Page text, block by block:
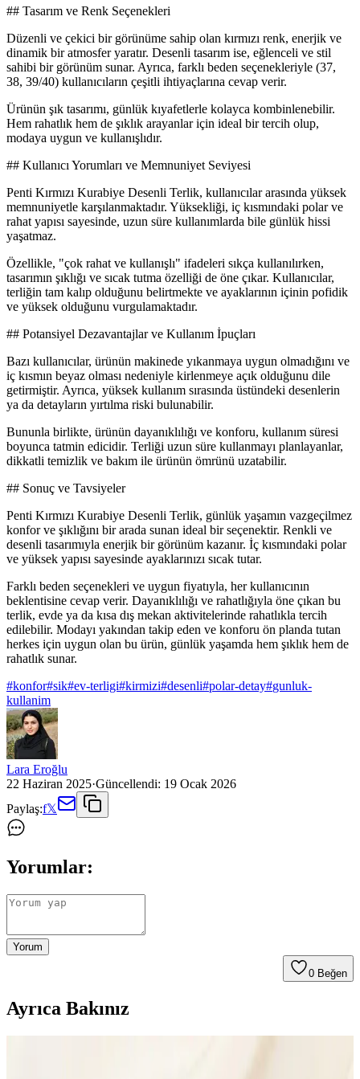
## Tasarım ve Renk Seçenekleri
Düzenli ve çekici bir görünüme sahip olan kırmızı renk, enerjik ve
dinamik bir atmosfer yaratır. Desenli tasarım ise, eğlenceli ve stil
sahibi bir görünüm sunar. Ayrıca, farklı beden seçenekleriyle (37,
38, 39/40) kullanıcıların çeşitli ihtiyaçlarına cevap verir.
Ürünün şık tasarımı, günlük kıyafetlerle kolayca kombinlenebilir.
Hem rahatlık hem de şıklık arayanlar için ideal bir tercih olup,
modaya uygun ve kullanışlıdır.
## Kullanıcı Yorumları ve Memnuniyet Seviyesi
Penti Kırmızı Kurabiye Desenli Terlik, kullanıcılar arasında yüksek
memnuniyetle karşılanmaktadır. Yüksekliği, iç kısmındaki polar ve
rahat yapısı sayesinde, uzun süre kullanımlarda bile günlük hissi
yaşatmaz.
Özellikle, "çok rahat ve kullanışlı" ifadeleri sıkça kullanılırken,
tasarımın şıklığı ve sıcak tutma özelliği de öne çıkar. Kullanıcılar,
terliğin tam kalıp olduğunu belirtmekte ve ayaklarının içinin pofidik
ve yüksek olduğunu vurgulamaktadır.
## Potansiyel Dezavantajlar ve Kullanım İpuçları
Bazı kullanıcılar, ürünün makinede yıkanmaya uygun olmadığını ve
iç kısmın beyaz olması nedeniyle kirlenmeye açık olduğunu dile
getirmiştir. Ayrıca, yüksek kullanım sırasında üstündeki desenlerin
ya da detayların yırtılma riski bulunabilir.
Bununla birlikte, ürünün dayanıklılığı ve konforu, kullanım süresi
boyunca tatmin edicidir. Terliği uzun süre kullanmayı planlayanlar,
dikkatli temizlik ve bakım ile ürünün ömrünü uzatabilir.
## Sonuç ve Tavsiyeler
Penti Kırmızı Kurabiye Desenli Terlik, günlük yaşamın vazgeçilmez
konfor ve şıklığını bir arada sunan ideal bir seçenektir. Renkli ve
desenli tasarımıyla enerjik bir görünüm kazanır. İç kısmındaki polar
ve yüksek yapısı sayesinde ayaklarınızı sıcak tutar.
Farklı beden seçenekleri ve uygun fiyatıyla, her kullanıcının
beklentisine cevap verir. Dayanıklılığı ve rahatlığıyla öne çıkan bu
terlik, evde ya da kısa dış mekan aktivitelerinde rahatlıkla tercih
edilebilir. Modayı yakından takip eden ve konforu ön planda tutan
herkes için uygun olan bu ürün, günlük yaşamda hem şıklık hem de
rahatlık sunar.
#konfor#sik#ev-terligi#kirmizi#desenli#polar-detay#gunluk-
kullanim
Lara Eroğlu
22 Haziran 2025·Güncellendi: 19 Ocak 2026
Paylaş:f𝕏
Yorumlar:
Yorum
0 Beğen
Ayrıca Bakınız